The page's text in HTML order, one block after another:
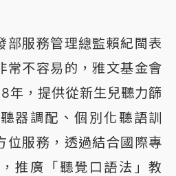
部服務管理總監賴紀閩表
常不容易的，雅文基金會
年，提供從新生兒聽力篩
器調配、個別化聽語訓
位服務，透過結合國際專
推廣「聽覺口語法」教